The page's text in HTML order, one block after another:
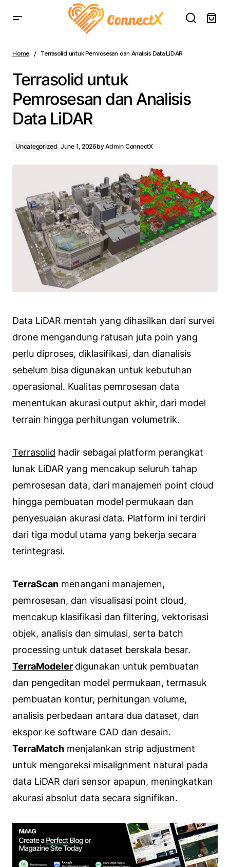
Home Terrasolid untuk Pemrosesan dan Analisis Data LiDAR
Terrasolid untuk
Pemrosesan dan Analisis
Data LiDAR
Uncategorized June 1, 2026byAdmin ConnectX
Data LiDAR mentah yang dihasilkan dari survei
drone mengandung ratusan juta poin yang
perlu diproses, diklasifikasi, dan dianalisis
sebelum bisa digunakan untuk kebutuhan
operasional. Kualitas pemrosesan data
menentukan akurasi output akhir, dari model
terrain hingga perhitungan volumetrik.
Terrasolid hadir sebagai platform perangkat
lunak LiDAR yang mencakup seluruh tahap
pemrosesan data, dari manajemen point cloud
hingga pembuatan model permukaan dan
penyesuaian akurasi data. Platform ini terdiri
dari tiga modul utama yang bekerja secara
terintegrasi.
TerraScan menangani manajemen,
pemrosesan, dan visualisasi point cloud,
mencakup klasifikasi dan filtering, vektorisasi
objek, analisis dan simulasi, serta batch
processing untuk dataset berskala besar.
TerraModeler digunakan untuk pembuatan
dan pengeditan model permukaan, termasuk
pembuatan kontur, perhitungan volume,
analisis perbedaan antara dua dataset, dan
ekspor ke software CAD dan desain.
TerraMatch menjalankan strip adjustment
untuk mengoreksi misalignment natural pada
data LiDAR dari sensor apapun, meningkatkan
akurasi absolut data secara signifikan.